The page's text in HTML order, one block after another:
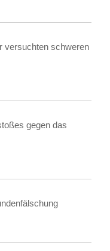
versuchten schweren
gegen das